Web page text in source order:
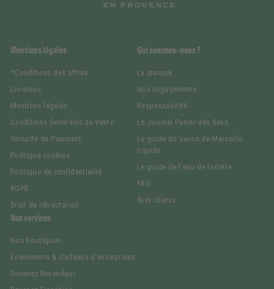
Mentions légales
*Conditions des offres
Livraison
Mentions légales
Conditions Générales de Vente
Sécurité de Paiement
Politique cookies
Politique de confidentialité
RGPD
Droit de rétractation
Qui sommes-nous ?
La marque
Nos engagements
Responsabilité
Le Journal Panier des Sens
Le guide du savon de Marseille
liquide
Le guide de l'eau de toilette
FAQ
Avis clients
Nos services
Nos boutiques
Événements & Cadeaux d'entreprises
Devenez Revendeur